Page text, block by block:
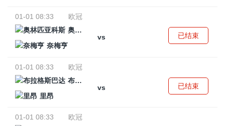
01-01 08:33
欧冠
奥林匹亚科斯
vs
奈梅亨
已结束
01-01 08:33
欧冠
布拉格斯巴达
vs
里昂
已结束
01-01 08:33
欧冠